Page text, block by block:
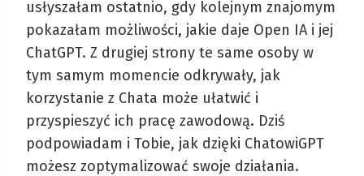
usłyszałam ostatnio, gdy kolejnym znajomym
pokazałam możliwości, jakie daje Open IA i jej
ChatGPT. Z drugiej strony te same osoby w
tym samym momencie odkrywały, jak
korzystanie z Chata może ułatwić i
przyspieszyć ich pracę zawodową. Dziś
podpowiadam i Tobie, jak dzięki ChatowiGPT
możesz zoptymalizować swoje działania.